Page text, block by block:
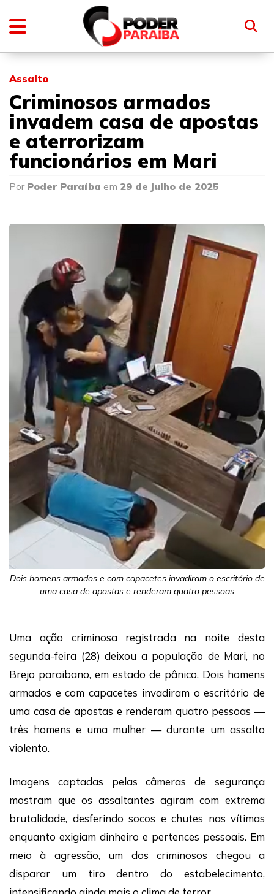
Assalto
Criminosos armados
invadem casa de apostas
e aterrorizam
funcionários em Mari
Por Poder Paraíba em 29 de julho de 2025
Dois homens armados e com capacetes invadiram o escritório de
uma casa de apostas e renderam quatro pessoas
Uma ação criminosa registrada na noite desta
segunda-feira (28) deixou a população de Mari, no
Brejo paraibano, em estado de pânico. Dois homens
armados e com capacetes invadiram o escritório de
uma casa de apostas e renderam quatro pessoas —
três homens e uma mulher — durante um assalto
violento.
Imagens captadas pelas câmeras de segurança
mostram que os assaltantes agiram com extrema
brutalidade, desferindo socos e chutes nas vítimas
enquanto exigiam dinheiro e pertences pessoais. Em
meio à agressão, um dos criminosos chegou a
disparar um tiro dentro do estabelecimento,